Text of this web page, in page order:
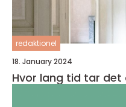
redaktionel
18. January 2024
Hvor lang tid tar det